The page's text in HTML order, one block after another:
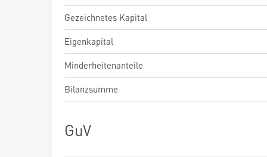
Gezeichnetes Kapital
Eigenkapital
Minderheitenanteile
Bilanzsumme
GuV